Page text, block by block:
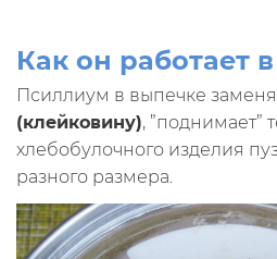
Как он работает
Псиллиум в выпечке
(клейковину), ”поднимает”
хлебобулочного изделия
разного размера.